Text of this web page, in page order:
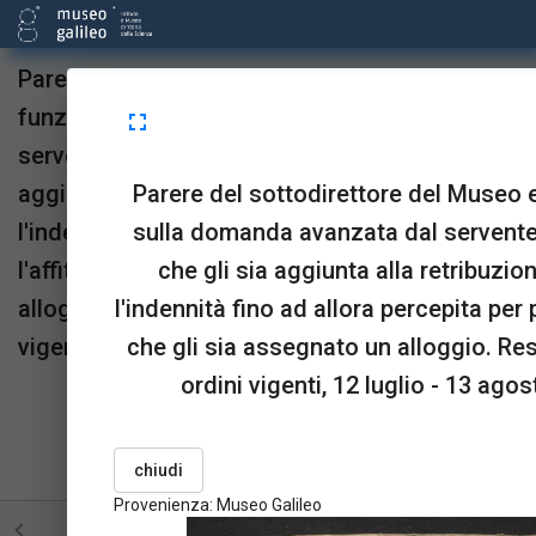
Parere del sottodirettore del Museo e di altri
funzionari regi sulla domanda avanzata dal
servente Magnolfi per ottenere che gli sia
aggiunta alla retribuzione fissatagli nel 1792
l'indennità fino ad allora percepita per pagare
l'affitto di casa, o che gli sia assegnato un
alloggio. Rescritto che conferma gli ordini
vigenti, 12 luglio - 13 agosto 1794.
Provenienza:Museo Galileo
TUTTE LE PAGINE PAGINE CON
fullscreen
Parere del sottodirettore del Museo
sulla domanda avanzata dal
che gli sia aggiunta alla
l'indennità fino ad allora percepita per
che gli sia assegnato un alloggio.
ordini vigenti, 12 luglio - 13
chiudi
Provenienza: Museo Galileo